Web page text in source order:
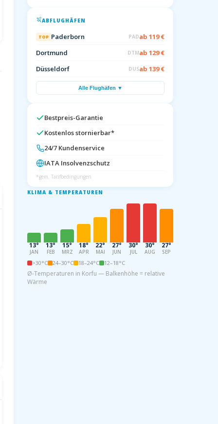
ABFLUGHÄFEN
TOP Paderborn PADab 119 €
Dortmund
DTMab 129 €
Düsseldorf
DUSab 139 €
Alle Flughäfen ▼
Bestpreis-Garantie
Kostenlos stornierbar*
24/7 Kundenservice
IATA Insolvenzschutz
*gem. Tarifbedingungen
KLIMA & TEMPERATUREN
13°
JAN
13°
FEB
15°
MRZ
18°
APR
22°
MAI
27°
JUN
30°
JUL
30°
AUG
27°
SEP
>30°C 24–30°C 18–24°C 12–18°C
Ø-Temperaturen in Korfu — Balkenhöhe = relative
Wärme